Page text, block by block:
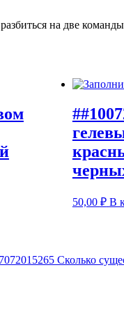
на две
50,00 ₽ В
Сколько